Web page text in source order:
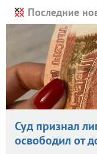
Последние
Суд признал
освободил от